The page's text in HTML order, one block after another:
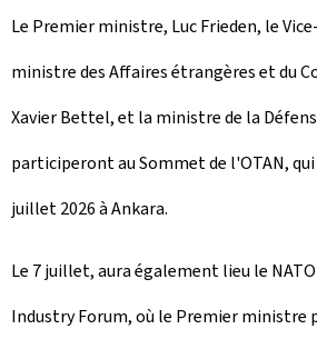
é
e
l
e
Le Premier ministre, Luc Frieden, le
ministre des Affaires étrangères et du
Xavier Bettel, et la ministre de la
participeront au Sommet de l'OTAN,
juillet 2026 à Ankara.
Le 7 juillet, aura également lieu le
Industry Forum, où le Premier ministre